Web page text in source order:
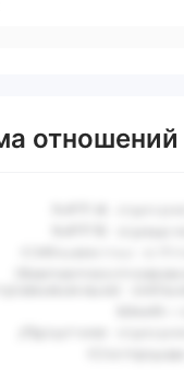
отношений